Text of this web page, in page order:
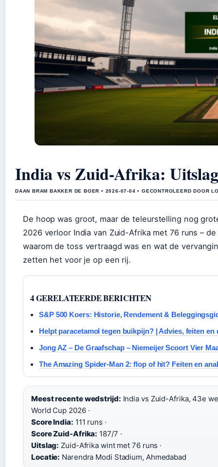
India vs Zuid-Afrika:
DAAN BRAM BAKKER DE BOER • 2026-07-04 • GECONTROLEERD DOOR
De hoop was groot, maar de teleurstelling nog
2026 verloor India van Zuid-Afrika met 76 runs –
waarom de toss vertraagd was en wat de
zetten het voor je op een rij.
4 GERELATEERDE BERICHTEN
S&P 500 Koers: Historie, Rendement &
Helpt paracetamol tegen buikpijn? | Advies, feiten en
Jong AZ – De Graafschap – Niemeijer Scoort Vier
The Amazing Spider-Man 2: flop of hit? Feiten en
Meest recente wedstrijd: India vs Zuid-Afrika, 43e
World Cup 2026 ·
Score India: 111 runs ·
Score Zuid-Afrika: 187/7 ·
Uitslag: Zuid-Afrika wint met 76 runs ·
Locatie: Narendra Modi Stadium, Ahmedabad